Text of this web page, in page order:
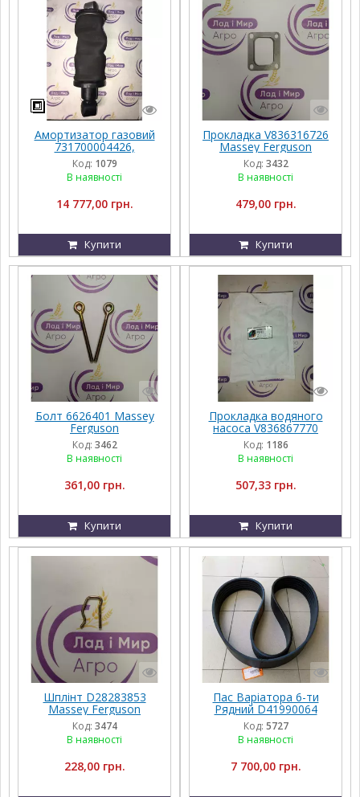
Амортизатор газовий
731700004426,
G931502200120,
G931502200100, Massey
Ferguson
Код: 1079
В наявності
14 777,00 грн.
Купити
Прокладка V836316726
Massey Ferguson
Код: 3432
В наявності
479,00 грн.
Купити
Болт 6626401 Massey
Ferguson
Код: 3462
В наявності
361,00 грн.
Купити
Прокладка водяного
насоса V836867770
AGCO PARTS Massey
Ferguson
Код: 1186
В наявності
507,33 грн.
Купити
Шплінт D28283853
Massey Ferguson
Код: 3474
В наявності
228,00 грн.
Пас Варіатора 6-ти
Рядний D41990064
Massey Ferguson 6B
BP/H-3315
Код: 5727
В наявності
7 700,00 грн.